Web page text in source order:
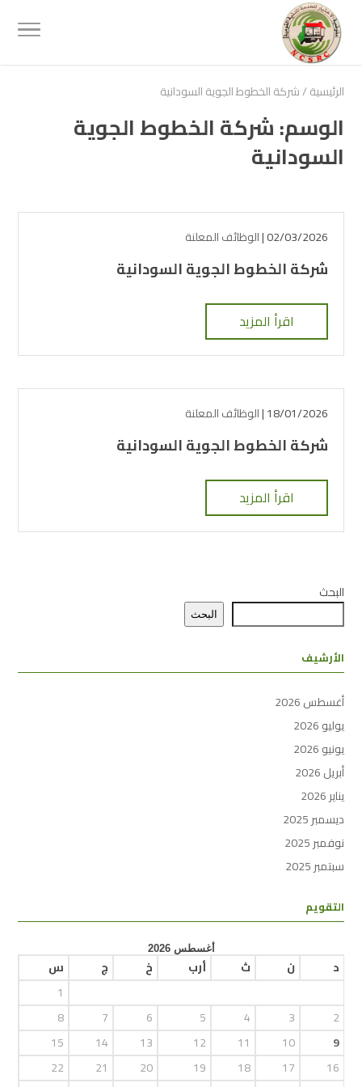
الرئيسية/شركة الخطوط الجوية السودانية
الوسم:شركة الخطوط الجوية
السودانية
02/03/2026 | الوظائف المعلنة
شركة الخطوط الجوية السودانية
اقرأ المزيد
18/01/2026 | الوظائف المعلنة
شركة الخطوط الجوية السودانية
اقرأ المزيد
البحث
البحث
الأرشيف
أغسطس 2026
يوليو 2026
يونيو 2026
أبريل 2026
يناير 2026
ديسمبر 2025
نوفمبر 2025
سبتمبر 2025
التقويم
أغسطس 2026
د ن ث أرب خ ج
س
1
2
3
4
5
6
7
8
9
10
11
12
13
14
15
16
17
18
19
20
21
22